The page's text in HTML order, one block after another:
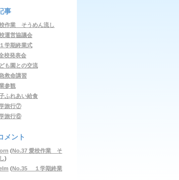
事
作業 そうめん流し
運営協議会
期終業式
校発表会
も園との交流
救命講習
参観
ふれあい給食
旅行⑦
旅行⑥
メント
(No.37 愛校作業 そ
)
(No.35 １学期終業